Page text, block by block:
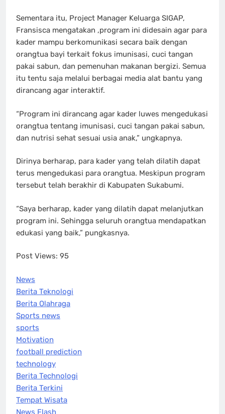
Sementara itu, Project Manager Keluarga SIGAP,
Fransisca mengatakan ,program ini didesain agar para
kader mampu berkomunikasi secara baik dengan
orangtua bayi terkait fokus imunisasi, cuci tangan
pakai sabun, dan pemenuhan makanan bergizi. Semua
itu tentu saja melalui berbagai media alat bantu yang
dirancang agar interaktif.
“Program ini dirancang agar kader luwes mengedukasi
orangtua tentang imunisasi, cuci tangan pakai sabun,
dan nutrisi sehat sesuai usia anak,” ungkapnya.
Dirinya berharap, para kader yang telah dilatih dapat
terus mengedukasi para orangtua. Meskipun program
tersebut telah berakhir di Kabupaten Sukabumi.
“Saya berharap, kader yang dilatih dapat melanjutkan
program ini. Sehingga seluruh orangtua mendapatkan
edukasi yang baik,” pungkasnya.
Post Views: 95
News
Berita Teknologi
Berita Olahraga
Sports news
sports
Motivation
football prediction
technology
Berita Technologi
Berita Terkini
Tempat Wisata
News Flash